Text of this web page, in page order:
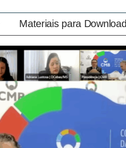
Materiais para Download